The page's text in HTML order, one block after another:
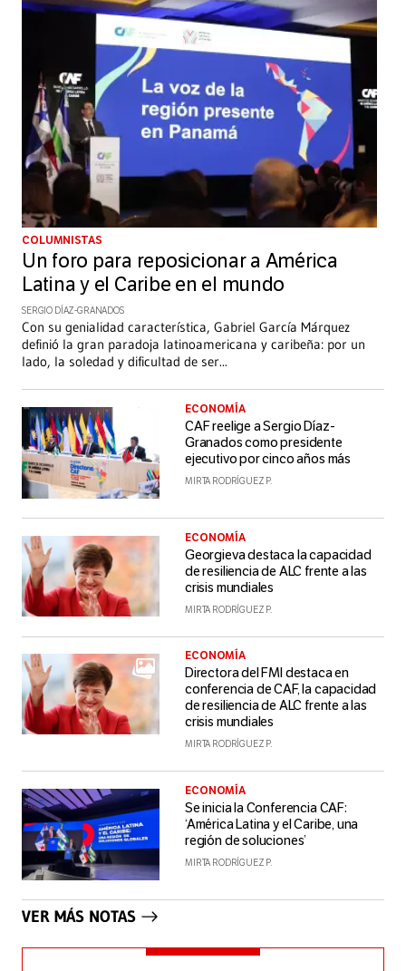
COLUMNISTAS
Un foro para reposicionar a América
Latina y el Caribe en el mundo
SERGIO DÍAZ-GRANADOS
Con su genialidad característica, Gabriel García Márquez
definió la gran paradoja latinoamericana y caribeña: por un
lado, la soledad y dificultad de ser...
ECONOMÍA
CAF reelige a Sergio Díaz-
Granados como presidente
ejecutivo por cinco años más
MIRTA RODRÍGUEZ P.
ECONOMÍA
Georgieva destaca la capacidad
de resiliencia de ALC frente a las
crisis mundiales
MIRTA RODRÍGUEZ P.
ECONOMÍA
Directora del FMI destaca en
conferencia de CAF, la capacidad
de resiliencia de ALC frente a las
crisis mundiales
MIRTA RODRÍGUEZ P.
ECONOMÍA
Se inicia la Conferencia CAF:
‘América Latina y el Caribe, una
región de soluciones’
MIRTA RODRÍGUEZ P.
VER MÁS NOTAS